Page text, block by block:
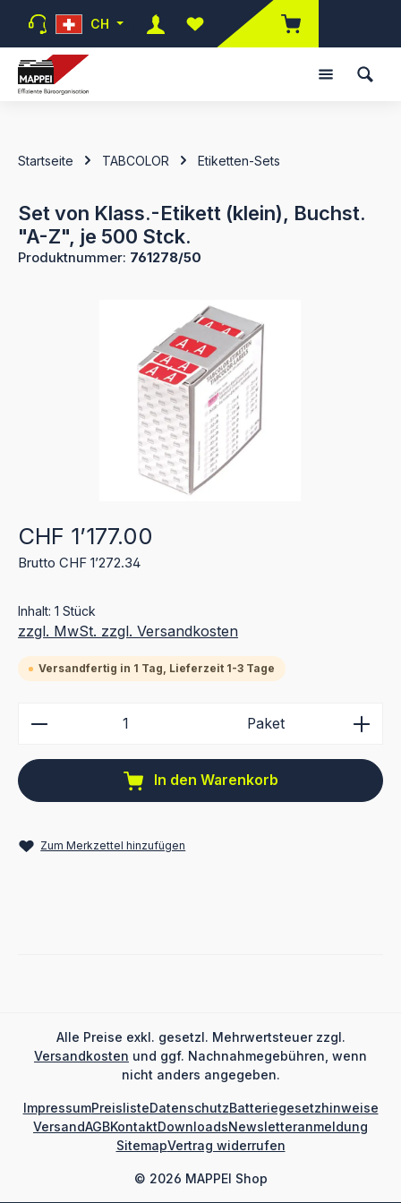
Zum Hauptinhalt springen
CH
Du hast 0 Produkte auf dem
Startseite TABCOLOR Etiketten-Sets
Set von Klass.-Etikett (klein), Buchst.
"A-Z", je 500 Stck.
Produktnummer: 761278/50
Regulärer Preis:
CHF 1’177.00
Brutto CHF 1’272.34
Inhalt: 1 Stück
zzgl. MwSt. zzgl. Versandkosten
Versandfertig in 1 Tag, Lieferzeit 1-3 Tage
Produkt Anzahl: Gib den gewünschten Wert ein
Paket
In den Warenkorb
Zum Merkzettel hinzufügen
Alle Preise exkl. gesetzl. Mehrwertsteuer zzgl.
Versandkosten und ggf. Nachnahmegebühren, wenn
nicht anders angegeben.
© 2026 MAPPEI Shop
ImpressumPreislisteDatenschutzBatteriegesetzhinweise
VersandAGBKontaktDownloadsNewsletteranmeldung
SitemapVertrag widerrufen